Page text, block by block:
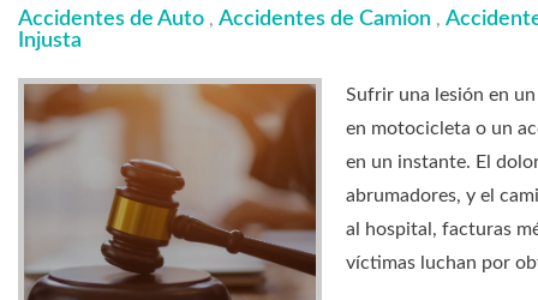
Accidentes de Auto , Accidentes de Camion ,
Injusta
Sufrir una lesión en
en motocicleta o un
en un instante. El
abrumadores, y el
al hospital, facturas
víctimas luchan por